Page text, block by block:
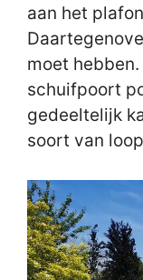
aan het
moet
schuifpoort
gedeeltelijk
soort van